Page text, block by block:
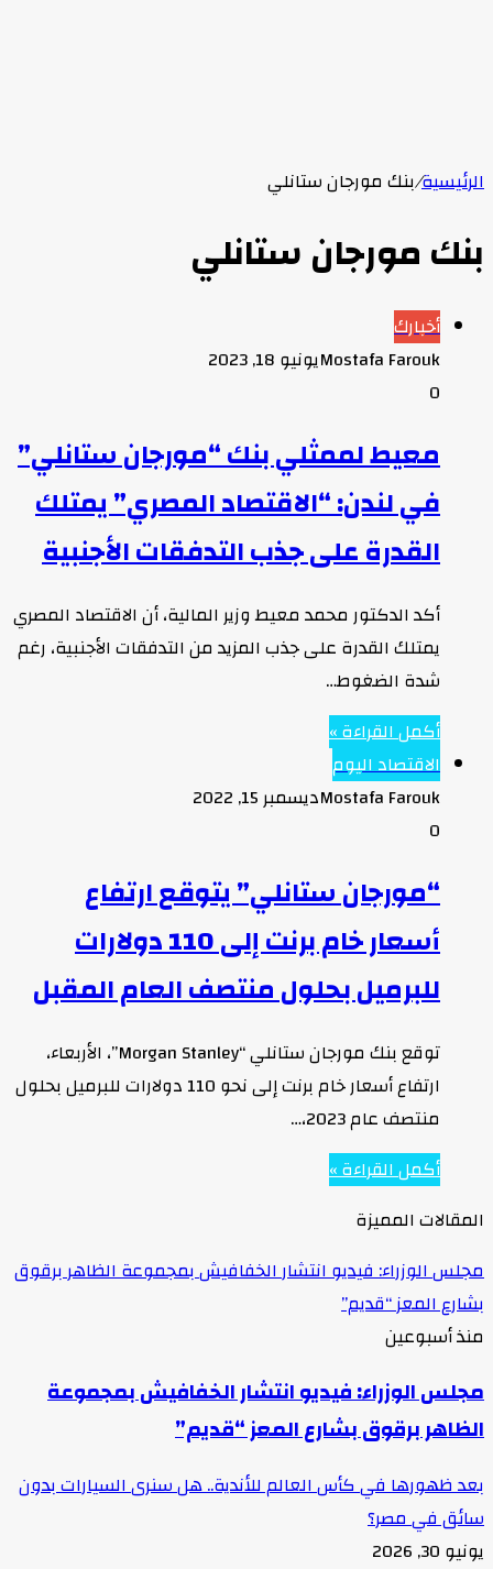
الرئيسية/بنك مورجان ستانلي
بنك مورجان ستانلي
أخبارك
Mostafa Faroukيونيو 18, 2023
0
معيط لممثلي بنك “مورجان ستانلي”
في لندن: “الاقتصاد المصري” يمتلك
القدرة على جذب التدفقات الأجنبية
أكد الدكتور محمد معيط وزير المالية، أن الاقتصاد المصري
يمتلك القدرة على جذب المزيد من التدفقات الأجنبية، رغم
شدة الضغوط…
أكمل القراءة »
الاقتصاد اليوم
Mostafa Faroukديسمبر 15, 2022
0
“مورجان ستانلي” يتوقع ارتفاع
أسعار خام برنت إلى 110 دولارات
للبرميل بحلول منتصف العام المقبل
توقع بنك مورجان ستانلي “Morgan Stanley”، الأربعاء،
ارتفاع أسعار خام برنت إلى نحو 110 دولارات للبرميل بحلول
منتصف عام 2023،…
أكمل القراءة »
المقالات المميزة
مجلس الوزراء: فيديو انتشار الخفافيش بمجموعة الظاهر برقوق
بشارع المعز “قديم”
منذ أسبوعين
مجلس الوزراء: فيديو انتشار الخفافيش بمجموعة
الظاهر برقوق بشارع المعز “قديم”
بعد ظهورها في كأس العالم للأندية.. هل سنرى السيارات بدون
سائق في مصر؟
يونيو 30, 2026